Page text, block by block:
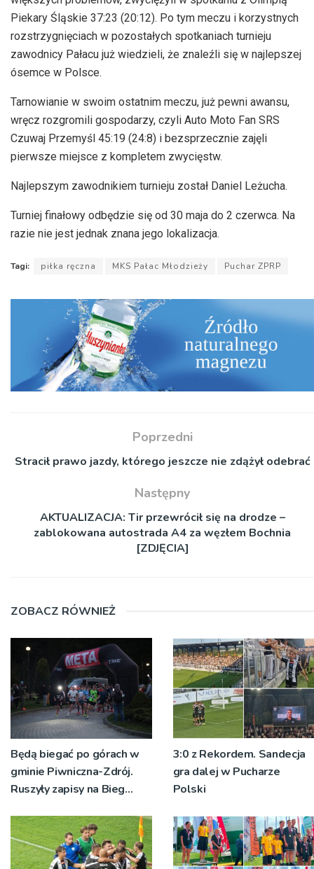
Piekary Śląskie 37:23 (20:12). Po tym meczu i korzystnych
rozstrzygnięciach w pozostałych spotkaniach turnieju
zawodnicy Pałacu już wiedzieli, że znaleźli się w najlepszej
ósemce w Polsce.
Tarnowianie w swoim ostatnim meczu, już pewni awansu,
wręcz rozgromili gospodarzy, czyli Auto Moto Fan SRS
Czuwaj Przemyśl 45:19 (24:8) i bezsprzecznie zajęli
pierwsze miejsce z kompletem zwycięstw.
Najlepszym zawodnikiem turnieju został Daniel Leżucha.
Turniej finałowy odbędzie się od 30 maja do 2 czerwca. Na
razie nie jest jednak znana jego lokalizacja.
Tagi: piłka ręczna MKS Pałac Młodzieży Puchar ZPRP
Poprzedni
Stracił prawo jazdy, którego jeszcze nie zdążył odebrać
Następny
AKTUALIZACJA: Tir przewrócił się na drodze –
zablokowana autostrada A4 za węzłem Bochnia
[ZDJĘCIA]
ZOBACZ RÓWNIEŻ
Będą biegać po górach w
gminie Piwniczna-Zdrój.
Ruszyły zapisy na Bieg
3:0 z Rekordem. Sandecja
gra dalej w Pucharze
Polski